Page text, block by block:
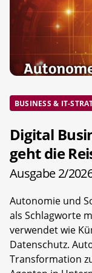
BUSINESS & IT-
Digital
geht die
Ausgabe 2/
Autonomie und
als Schlagworte
verwendet wie
Datenschutz.
Transformation